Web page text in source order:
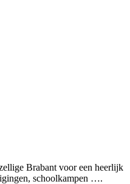
Brabant voor een heerlijk
schoolkampen ….